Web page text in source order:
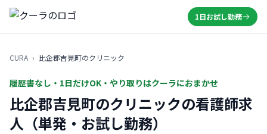
1日お試し勤務
CURA › 比企郡吉見町のクリニック
履歴書なし・1日だけOK・やり取りはクーラにおまかせ
比企郡吉見町のクリニックの看護師求
人（単発・お試し勤務）